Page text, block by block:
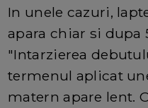
In unele cazuri,
apara chiar si dupa
"Intarzierea
termenul aplicat
matern apare lent.